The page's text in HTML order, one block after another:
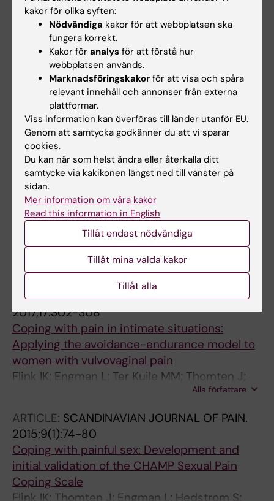
Sexual Functioning Among Women with
Vulvovaginal Pain: A Prospective Investigation
Maathz P; Flink IK; Engman L; Ekdahl J
ARTICLE:EUROPEAN JOURNAL OF PAIN.
2018;22(8):1388-1398
Avoiding or enduring painful sex? A
prospective study of coping and
psychosexual function in vulvovaginal pain
Engman L; Flink IK; Ekdahl J; Boersma K; Linton
Alla författare
ARTICLE:
SEXUAL HEALTH.2018;30(1):49-59
Vulvovaginal Pain from a Fear-Avoidance
Perspective: A Prospective Study Among
Female University Students in Sweden
Ekdahl J; Flink I; Engman L; Linton SJ
ARTICLE:SCANDINAVIAN JOURNAL OF PAIN.
2017;17:302-308
Coping with pain in intimate situations:
Applying the avoidance-endurance model to
women with vulvovaginal pain
Flink IK; Engman L; Ter Kuile MM; Thomten J;
Alla författare
ARTICLE: SCANDINAVIAN JOURNAL OF PAIN.
2015;9(1):74-80
Coping with painful sex: Development and
initial validation of the CHAMP Sexual Pain
Coping Scale
Flink IK; Thomten J; Engman L; Hedstrom S;
kakor för olika syften:
Nödvändiga kakor för att webbplatsen ska
fungera korrekt.
Kakor för analys för att förstå hur
webbplatsen används.
Marknadsföringskakor för att visa och spåra
relevant innehåll och annonser från externa
plattformar.
Viss information kan överföras till länder utanför EU.
Genom att samtycka godkänner du att vi sparar
cookies.
Du kan när som helst ändra eller återkalla ditt
samtycke via kakikonen längst ned till vänster på
sidan.
Mer information om våra kakor
Read this information in English
Tillåt endast nödvändiga
Tillåt mina valda kakor
Tillåt alla